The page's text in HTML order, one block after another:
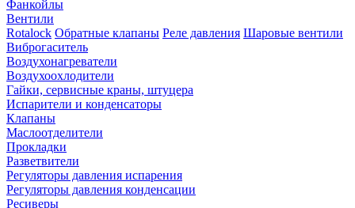
Фанкойлы
Вентили
Rotalock Обратные клапаны Реле давления Шаровые вентили
Виброгаситель
Воздухонагреватели
Воздухоохлодители
Гайки, сервисные краны, штуцера
Испарители и конденсаторы
Клапаны
Маслоотделители
Прокладки
Разветвители
Регуляторы давления испарения
Регуляторы давления конденсации
Ресиверы